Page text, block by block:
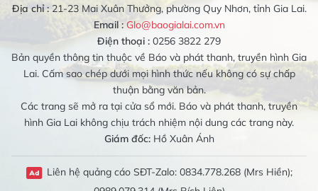
Địa chỉ :21-23 Mai Xuân Thưởng, phường Quy Nhơn, tỉnh Gia Lai.
Email : Glo@baogialai.com.vn
Điện thoại : 0256 3822 279
Bản quyền thông tin thuộc về Báo và phát thanh, truyền hình Gia
Lai. Cấm sao chép dưới mọi hình thức nếu không có sự chấp
thuận bằng văn bản.
Các trang sẽ mở ra tại cửa sổ mới. Báo và phát thanh, truyền
hình Gia Lai không chịu trách nhiệm nội dung các trang này.
Giám đốc:Hồ Xuân Ánh
Liên hệ quảng cáo SĐT-Zalo: 0834.778.268 (Mrs Hiền);